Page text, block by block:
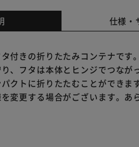
仕様・
付きの折りたたみコンテナです
、フタは本体とヒンジでつな
クトに折りたたむことができま
変更する場合がございます。あ